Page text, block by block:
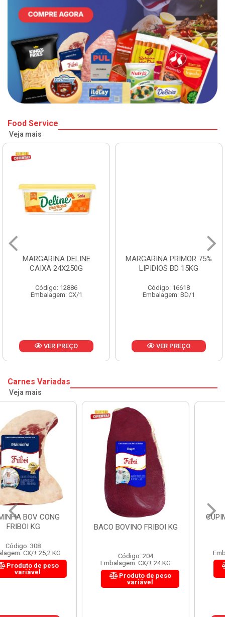
Food Service
Veja mais
MARGARINA DELINE
CAIXA 24X250G
Código: 12886
Embalagem: CX/1
VER PREÇO
MARGARINA PRIMOR 75%
LIPIDIOS BD 15KG
Código: 16618
Embalagem: BD/1
VER PREÇO
Carnes Variadas
Veja mais
BACO BOVINO FRIBOI KG
Código: 204
Embalagem: CX/± 24 KG
Produto de peso
CUPIM BOV CONG FRIBOI
KG
Embalagem: CX/± 27 KG
Produto de peso
variável